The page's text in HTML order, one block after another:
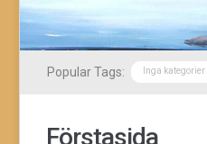
Popular Tags: Inga kategorier
Förstasida